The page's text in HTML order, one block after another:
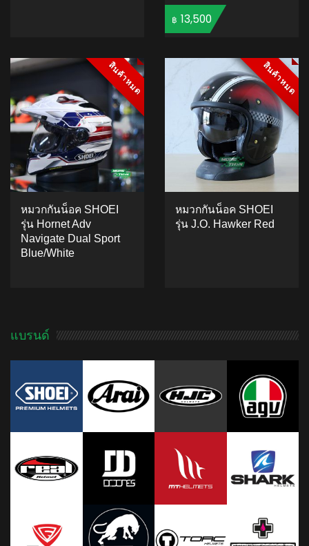
฿ 13,500
สินค้าหมด
สินค้าหมด
หมวกกันน็อค SHOEI
รุ่น Hornet Adv
Navigate Dual Sport
Blue/White
สินค้าหมด
สินค้าหมด
หมวกกันน็อค SHOEI
รุ่น J.O. Hawker Red
แบรนด์